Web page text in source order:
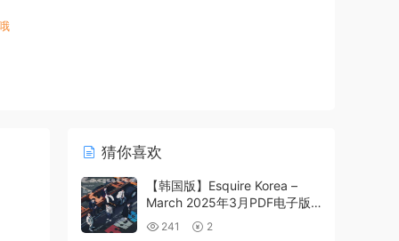
猜你喜欢
【韩国版】Esquire Korea –
March 2025年3月PDF电子版
杂志241 2